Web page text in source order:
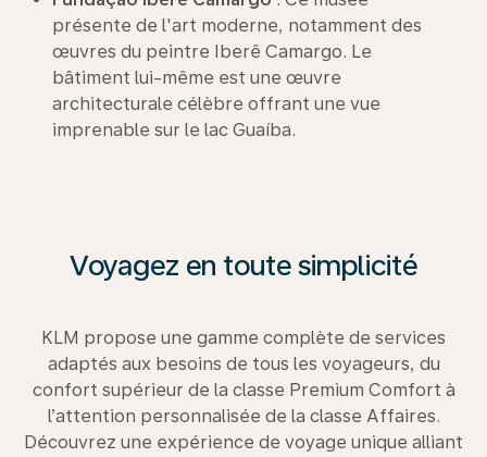
présente de l'art moderne, notamment des
œuvres du peintre Iberê Camargo. Le
bâtiment lui-même est une œuvre
architecturale célèbre offrant une vue
imprenable sur le lac Guaíba.
Voyagez en toute simplicité
KLM propose une gamme complète de services
adaptés aux besoins de tous les voyageurs, du
confort supérieur de la classe Premium Comfort à
l’attention personnalisée de la classe Affaires.
Découvrez une expérience de voyage unique alliant